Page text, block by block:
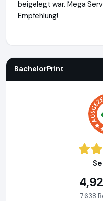
beigelegt war. Mega
Empfehlung!
BachelorPrint
7.638